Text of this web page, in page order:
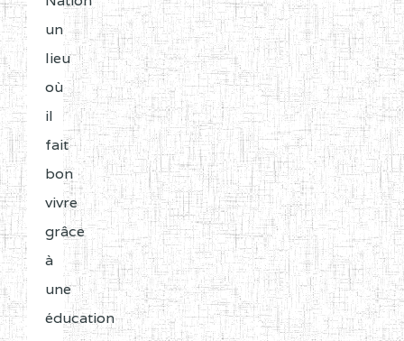
un
lieu
où
il
fait
bon
vivre
grâce
à
une
éducation